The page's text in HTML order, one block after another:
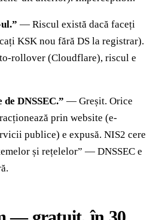
— Riscul există dacă faceți
KSK nou fără DS la registrar).
rollover (Cloudflare), riscul e
DNSSEC.” — Greșit. Orice
prin website (e-
publice) e expusă. NIS2 cere
și rețelelor” — DNSSEC e